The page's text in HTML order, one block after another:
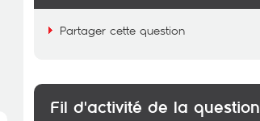
Partager cette question
Fil d'activité de la question